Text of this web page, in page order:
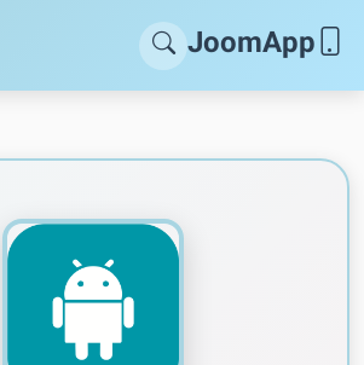
JoomApp